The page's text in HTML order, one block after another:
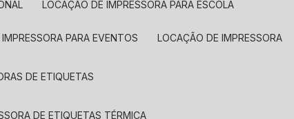
LOCAÇÃO DE IMPRESSORA PARA ESCOLA
IMPRESSORA PARA EVENTOS LOCAÇÃO DE IMPRESSORA
DE ETIQUETAS
DE ETIQUETAS TÉRMICA